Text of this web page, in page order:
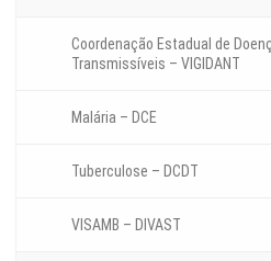
Coordenação Estadual de
Transmissíveis – VIGIDANT
Malária – DCE
Tuberculose – DCDT
VISAMB – DIVAST